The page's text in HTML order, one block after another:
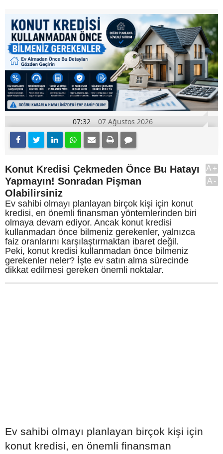
07:32 07 Ağustos 2026
Konut Kredisi Çekmeden Önce Bu Hatayı
Yapmayın! Sonradan Pişman
Olabilirsiniz
Ev sahibi olmayı planlayan birçok kişi için konut
kredisi, en önemli finansman yöntemlerinden biri
olmaya devam ediyor. Ancak konut kredisi
kullanmadan önce bilmeniz gerekenler, yalnızca
faiz oranlarını karşılaştırmaktan ibaret değil.
Peki, konut kredisi kullanmadan önce bilmeniz
gerekenler neler? İşte ev satın alma sürecinde
dikkat edilmesi gereken önemli noktalar.
A+
A-
Ev sahibi olmayı planlayan birçok kişi için
konut kredisi, en önemli finansman